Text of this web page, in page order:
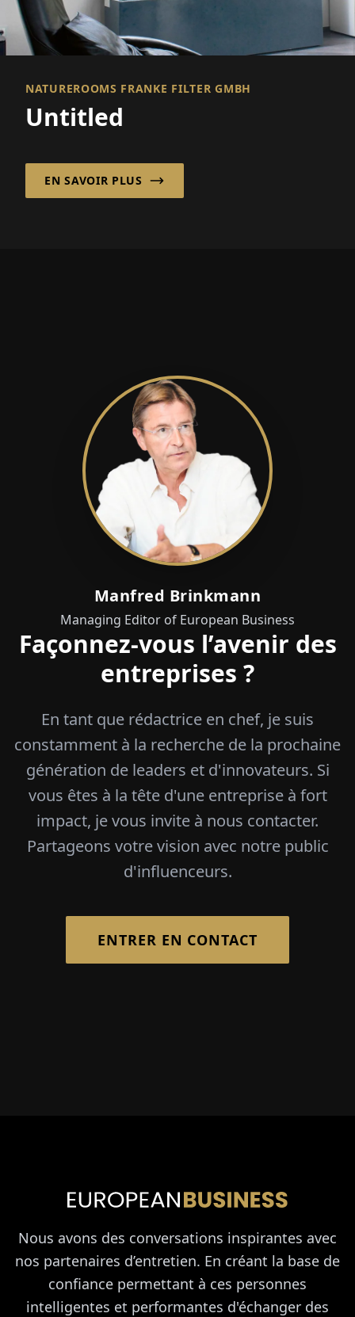
NATUREROOMS FRANKE FILTER GMBH
Untitled
EN SAVOIR PLUS
Manfred Brinkmann
Managing Editor of European Business
Façonnez-vous l’avenir des
entreprises ?
En tant que rédactrice en chef, je suis
constamment à la recherche de la prochaine
génération de leaders et d'innovateurs. Si
vous êtes à la tête d'une entreprise à fort
impact, je vous invite à nous contacter.
Partageons votre vision avec notre public
d'influenceurs.
ENTRER EN CONTACT
Nous avons des conversations inspirantes avec
nos partenaires d’entretien. En créant la base de
confiance permettant à ces personnes
intelligentes et performantes d'échanger des